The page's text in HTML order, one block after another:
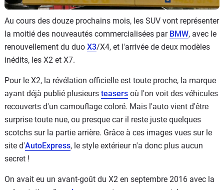
Au cours des douze prochains mois, les SUV vont représenter
la moitié des nouveautés commercialisées par BMW, avec le
renouvellement du duo X3/X4, et l'arrivée de deux modèles
inédits, les X2 et X7.
Pour le X2, la révélation officielle est toute proche, la marque
ayant déjà publié plusieurs teasers où l'on voit des véhicules
recouverts d'un camouflage coloré. Mais l'auto vient d'être
surprise toute nue, ou presque car il reste juste quelques
scotchs sur la partie arrière. Grâce à ces images vues sur le
site d'AutoExpress, le style extérieur n'a donc plus aucun
secret !
On avait eu un avant-goût du X2 en septembre 2016 avec la